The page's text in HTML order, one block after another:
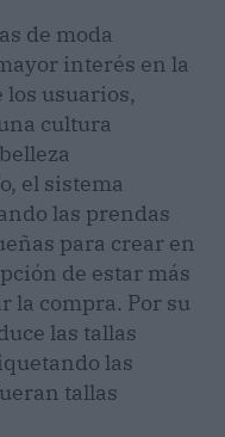
de moda
interés en la
los usuarios,
cultura
el sistema
las prendas
para crear en
de estar más
la compra. Por su
las tallas
las
tallas